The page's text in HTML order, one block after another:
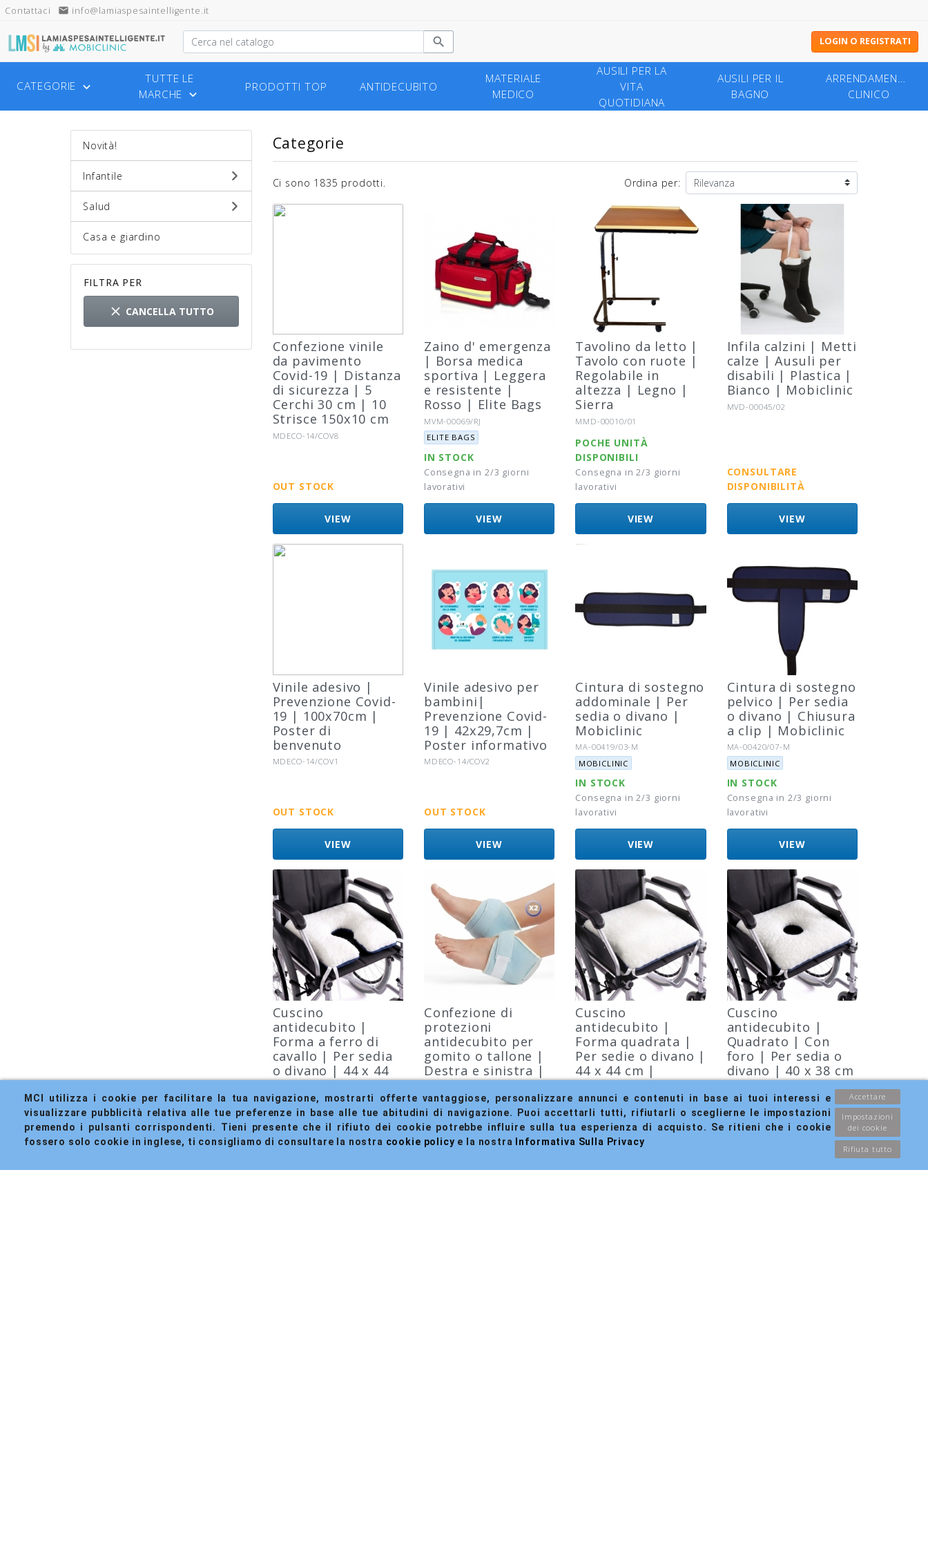
MCI utilizza i cookie per facilitare la tua navigazione, mostrarti offerte vantaggiose, personalizzare annunci e contenuti in base ai tuoi interessi e
visualizzare pubblicità relativa alle tue preferenze in base alle tue abitudini di navigazione. Puoi accettarli tutti, rifiutarli o sceglierne le impostazioni
premendo i pulsanti corrispondenti. Tieni presente che il rifiuto dei cookie potrebbe influire sulla tua esperienza di acquisto. Se ritieni che i cookie
fossero solo cookie in inglese, ti consigliamo di consultare la nostra cookie policy e la nostra Informativa Sulla Privacy
Accettare
Impostazioni
dei cookie
Rifiuta tutto
Contattaci email info@lamiaspesaintelligente.it
 LOGIN O REGISTRATI
CATEGORIE 
TUTTE LE
MARCHE 
PRODOTTI TOP ANTIDECUBITO
MATERIALE
MEDICO
AUSILI PER LA
VITA
QUOTIDIANA
AUSILI PER IL
BAGNO
ARRENDAMENTO
CLINICO
Novità!
Infantile
Salud
Casa e giardino
FILTRA PER
 CANCELLA TUTTO
Categorie
Ci sono 1835 prodotti. Ordina per:
Confezione vinile
da pavimento
Covid-19 | Distanza
di sicurezza | 5
Cerchi 30 cm | 10
Strisce 150x10 cm
Riferimento:
MDECO-14/COV8
OUT STOCK
VIEW
Zaino d' emergenza
| Borsa medica
sportiva | Leggera
e resistente |
Rosso | Elite Bags
Riferimento:
MVM-00069/RJ
Marca:
ELITE BAGS
IN STOCK
Consegna in 2/3 giorni
lavorativi
VIEW
Tavolino da letto |
Tavolo con ruote |
Regolabile in
altezza | Legno |
Sierra
Riferimento:
MMD-00010/01
POCHE UNITÀ
DISPONIBILI
Consegna in 2/3 giorni
lavorativi
VIEW
Infila calzini | Metti
calze | Ausuli per
disabili | Plastica |
Bianco | Mobiclinic
Riferimento:
MVD-00045/02
CONSULTARE
DISPONIBILITÀ
VIEW
Vinile adesivo |
Prevenzione Covid-
19 | 100x70cm |
Poster di
benvenuto
Riferimento:
MDECO-14/COV1
OUT STOCK
VIEW
Vinile adesivo per
bambini|
Prevenzione Covid-
19 | 42x29,7cm |
Poster informativo
Riferimento:
MDECO-14/COV2
OUT STOCK
VIEW
Cintura di sostegno
addominale | Per
sedia o divano |
Mobiclinic
Riferimento:
MA-00419/03-M
Marca:
MOBICLINIC
IN STOCK
Consegna in 2/3 giorni
lavorativi
VIEW
Cintura di sostegno
pelvico | Per sedia
o divano | Chiusura
a clip | Mobiclinic
Riferimento:
MA-00420/07-M
Marca:
MOBICLINIC
IN STOCK
Consegna in 2/3 giorni
lavorativi
VIEW
Cuscino
antidecubito |
Forma a ferro di
cavallo | Per sedia
o divano | 44 x 44
cm | Mobiclinic
Riferimento:
MA-00245/16
Marca:
MOBICLINIC
Confezione di
protezioni
antidecubito per
gomito o tallone |
Destra e sinistra |
Cotone | Taglia
unica 1 Mobiclinic
Riferimento:
MA-00446/02
Marca:
MOBICLINIC
Cuscino
antidecubito |
Forma quadrata |
Per sedie o divano |
44 x 44 cm |
Mobiclinic
Riferimento:
MA-00245/15
Marca:
MOBICLINIC
Cuscino
antidecubito |
Quadrato | Con
foro | Per sedia o
divano | 40 x 38 cm
| Mobiclinic
Riferimento:
MA-00245/13
Marca:
MOBICLINIC